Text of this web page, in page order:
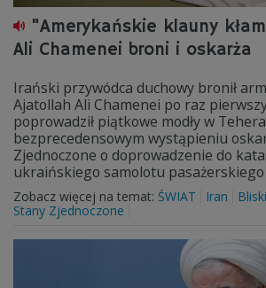
"Amerykańskie klauny
Ali Chamenei broni i oskarża
Irański przywódca duchowy bronił
Ajatollah Ali Chamenei po raz
poprowadził piątkowe modły w
bezprecedensowym wystąpieniu
Zjednoczone o doprowadzenie do
ukraińskiego samolotu
Zobacz więcej na temat: ŚWIAT Iran
Stany Zjednoczone